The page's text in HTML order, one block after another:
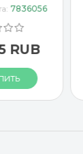
7836056
RUB